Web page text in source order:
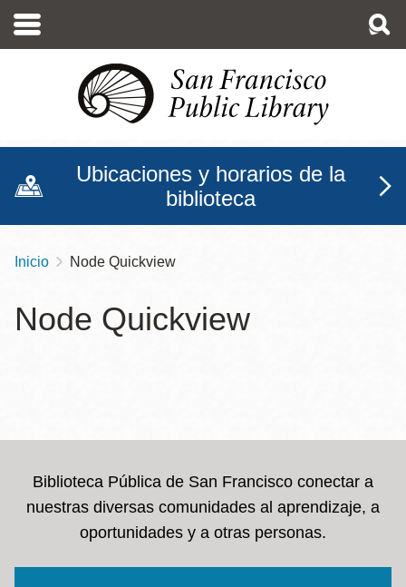
contenido
Ubicaciones y horarios de la
biblioteca
Sobrescribir
de
navegación
Inicio Node Quickview
Node Quickview
Biblioteca Pública de San Francisco conectar a
nuestras diversas comunidades al aprendizaje, a
oportunidades y a otras personas.